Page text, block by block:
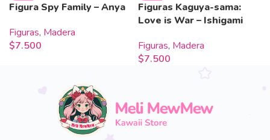
Figura Spy Family – Anya
Figuras, Madera
$7.500
Figuras Kaguya-sama:
Love is War – Ishigami
Figuras, Madera
$7.500